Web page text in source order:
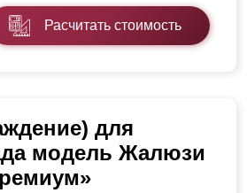
Расчитать стоимость
для
модель Жалюзи